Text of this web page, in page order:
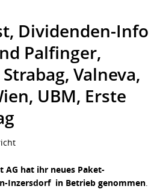
Dividenden-Info
Palfinger,
Valneva,
UBM, Erste
AG hat ihr neues Paket-
Inzersdorf in Betrieb genommen.